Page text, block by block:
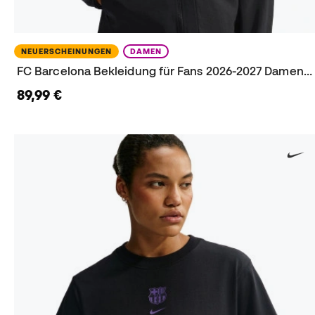
NEUERSCHEINUNGEN DAMEN
FC Barcelona Bekleidung für Fans 2026-2027 Damen Jacke
89,99 €